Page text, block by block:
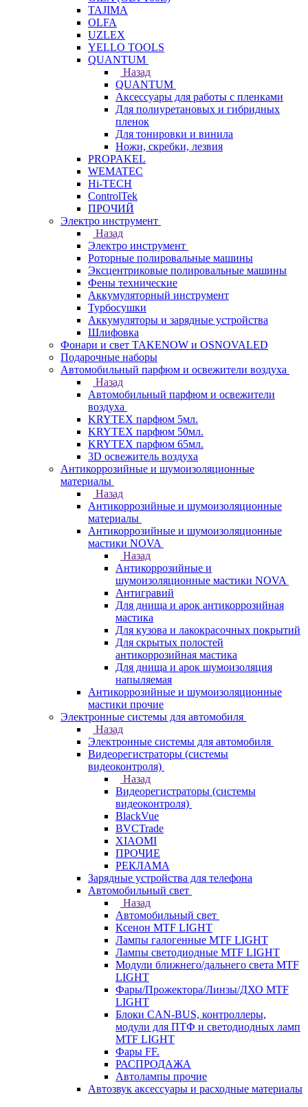
TAJIMA
OLFA
UZLEX
YELLO TOOLS
QUANTUM
Назад
QUANTUM
Аксессуары для работы с пленками
Для полиуретановых и гибридных
пленок
Для тонировки и винила
Ножи, скребки, лезвия
PROPAKEL
WEMATEC
Hi-TECH
ControlTek
ПРОЧИЙ
Электро инструмент
Назад
Электро инструмент
Роторные полировальные машины
Эксцентриковые полировальные машины
Фены технические
Аккумуляторный инструмент
Турбосушки
Аккумуляторы и зарядные устройства
Шлифовка
Фонари и свет TAKENOW и OSNOVALED
Подарочные наборы
Автомобильный парфюм и освежители воздуха
Назад
Автомобильный парфюм и освежители
воздуха
KRYTEX парфюм 5мл.
KRYTEX парфюм 50мл.
KRYTEX парфюм 65мл.
3D освежитель воздуха
Антикоррозийные и шумоизоляционные
материалы
Назад
Антикоррозийные и шумоизоляционные
материалы
Антикоррозийные и шумоизоляционные
мастики NOVA
Назад
Антикоррозийные и
шумоизоляционные мастики NOVA
Антигравий
Для днища и арок антикоррозийная
мастика
Для кузова и лакокрасочных покрытий
Для скрытых полостей
антикоррозийная мастика
Для днища и арок шумоизоляция
напыляемая
Антикоррозийные и шумоизоляционные
мастики прочие
Электронные системы для автомобиля
Назад
Электронные системы для автомобиля
Видеорегистраторы (системы
видеоконтроля)
Назад
Видеорегистраторы (системы
видеоконтроля)
BlackVue
BVCTrade
XIAOMI
ПРОЧИЕ
РЕКЛАМА
Зарядные устройства для телефона
Автомобильный свет
Назад
Автомобильный свет
Ксенон MTF LIGHT
Лампы галогенные MTF LIGHT
Лампы светодиодные MTF LIGHT
Модули ближнего/дальнего света MTF
LIGHT
Фары/Прожектора/Линзы/ДХО MTF
LIGHT
Блоки CAN-BUS, контроллеры,
модули для ПТФ и светодиодных ламп
MTF LIGHT
Фары FF.
РАСПРОДАЖА
Автолампы прочие
Автозвук аксессуары и расходные материалы